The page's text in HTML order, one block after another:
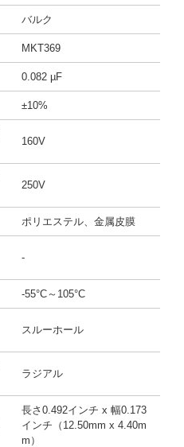
バルク
MKT369
0.082 µF
±10%
160V
250V
ポリエステル、金属皮膜
-
-55°C～105°C
スルーホール
ラジアル
長さ0.492インチ x 幅0.173
インチ（12.50mm x 4.40m
m）